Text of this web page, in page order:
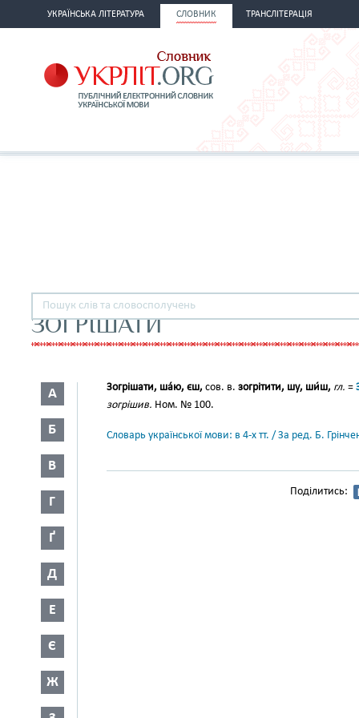
УКРАЇНСЬКА ЛІТЕРАТУРА СЛОВНИК ТРАНСЛІТЕРАЦІЯ
ЗОГРІШАТИ
А
Б
В
Г
Ґ
Д
Е
Є
Ж
Зогрішати, ша́ю, єш, сов. в. зогрітити, шу, ши́ш, гл. =
зогрішив. Ном. № 100.
Словарь української мови: в 4-х тт. / За ред. Б.
Поділитись: